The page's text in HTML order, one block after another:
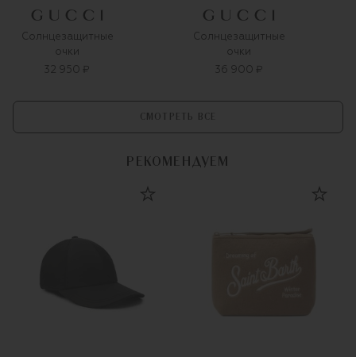
Солнцезащитные
очки
32 950 ₽
Солнцезащитные
очки
36 900 ₽
СМОТРЕТЬ ВСЕ
РЕКОМЕНДУЕМ